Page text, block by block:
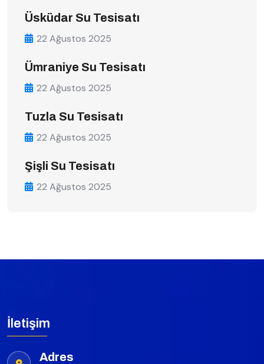
Üsküdar Su Tesisatı
22 Ağustos 2025
Ümraniye Su Tesisatı
22 Ağustos 2025
Tuzla Su Tesisatı
22 Ağustos 2025
Şişli Su Tesisatı
22 Ağustos 2025
İletişim
Adres